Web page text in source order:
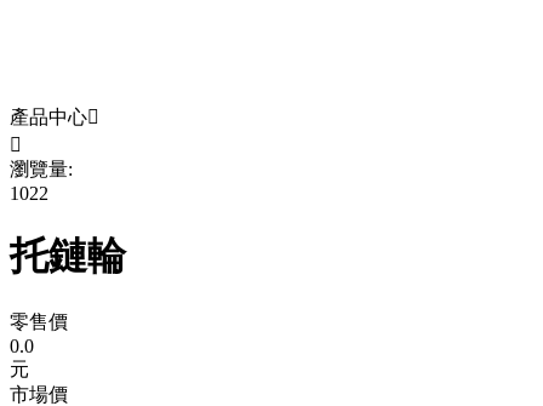
產品中心

瀏覽量:
1022
托鏈輪
零售價
0.0
元
市場價